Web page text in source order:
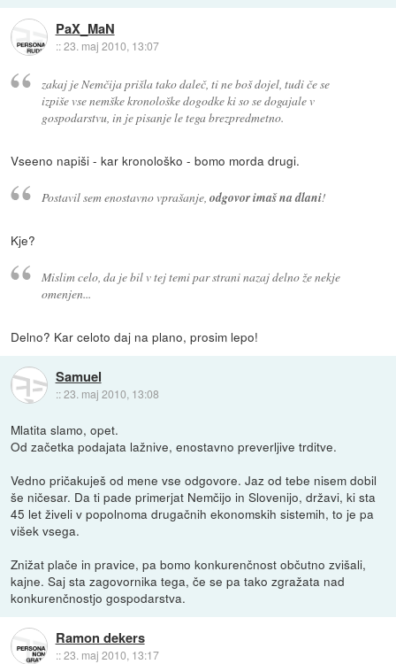
PaX_MaN
::23. maj 2010, 13:07
zakaj je Nemčija prišla tako daleč, ti ne boš dojel, tudi če se
izpiše vse nemške kronološke dogodke ki so se dogajale v
gospodarstvu, in je pisanje le tega brezpredmetno.
Vseeno napiši - kar kronološko - bomo morda drugi.
Postavil sem enostavno vprašanje, odgovor imaš na dlani!
Kje?
Mislim celo, da je bil v tej temi par strani nazaj delno že nekje
omenjen...
Delno? Kar celoto daj na plano, prosim lepo!
Samuel
::23. maj 2010, 13:08
Mlatita slamo, opet.
Od začetka podajata lažnive, enostavno preverljive trditve.
Vedno pričakuješ od mene vse odgovore. Jaz od tebe nisem dobil
še ničesar. Da ti pade primerjat Nemčijo in Slovenijo, državi, ki sta
45 let živeli v popolnoma drugačnih ekonomskih sistemih, to je pa
višek vsega.
Znižat plače in pravice, pa bomo konkurenčnost občutno zvišali,
kajne. Saj sta zagovornika tega, če se pa tako zgražata nad
konkurenčnostjo gospodarstva.
Ramon dekers
::23. maj 2010, 13:17